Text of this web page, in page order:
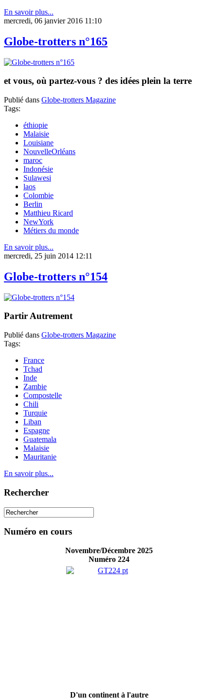
En savoir plus...
mercredi, 06 janvier 2016 11:10
Globe-trotters n°165
et vous, où partez-vous ? des idées plein la terre
Publié dans Globe-trotters Magazine
Tags:
éthiopie
Malaisie
Louisiane
NouvelleOrléans
maroc
Indonésie
Sulawesi
laos
Colombie
Berlin
Matthieu Ricard
NewYork
Métiers du monde
En savoir plus...
mercredi, 25 juin 2014 12:11
Globe-trotters n°154
Partir Autrement
Publié dans Globe-trotters Magazine
Tags:
France
Tchad
Inde
Zambie
Compostelle
Chili
Turquie
Liban
Espagne
Guatemala
Malaisie
Mauritanie
En savoir plus...
Rechercher
Numéro en cours
Novembre/Décembre 2025
Numéro 224
D'un continent à l'autre